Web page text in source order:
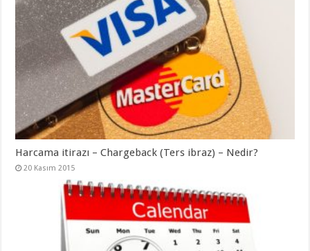
Harcama itirazı – Chargeback (Ters ibraz) – Nedir?
20 Kasım 2015